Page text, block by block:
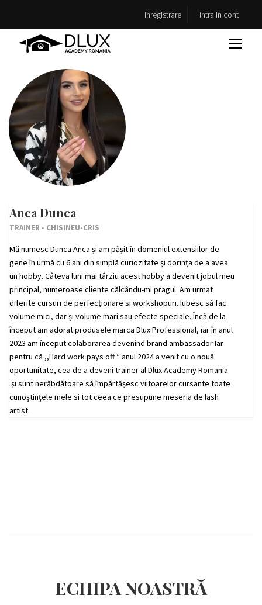
Inregistrare Intra in cont
Anca Dunca
TRAINER - CHISINEU-CRIS
Mă numesc Dunca Anca și am pășit în domeniul extensiilor de
gene în urmă cu 6 ani din simplă curiozitate și dorința de a avea
un hobby. Câteva luni mai târziu acest hobby a devenit jobul meu
principal, numeroase cliente călcându-mi pragul. Am urmat
diferite cursuri de perfecționare si workshopuri. Iubesc să fac
volume mici, dar și volume mari sau efecte speciale. Încă de la
început am adorat produsele marca Dlux Professional, iar în anul
2023 am început colaborarea devenind brand ambassador Iar
pentru că ,,Hard work pays off “ anul 2024 a venit cu o nouă
oportunitate, cea de a deveni trainer al Dlux Academy Romania
și sunt nerăbdătoare să împărtășesc viitoarelor cursante toate
cunoștințele mele si tot ceea ce presupune meseria de lash
artist.
ECHIPA NOASTRĂ